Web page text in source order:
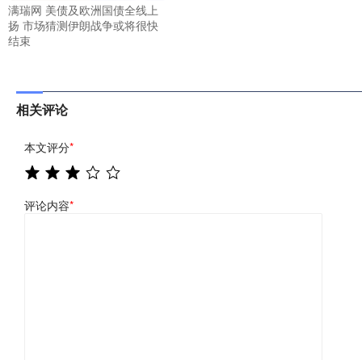
满瑞网 美债及欧洲国债全线上
扬 市场猜测伊朗战争或将很快
结束
相关评论
本文评分*
评论内容*